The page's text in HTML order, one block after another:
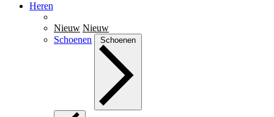
Heren
Nieuw Nieuw
Schoenen
Schoenen